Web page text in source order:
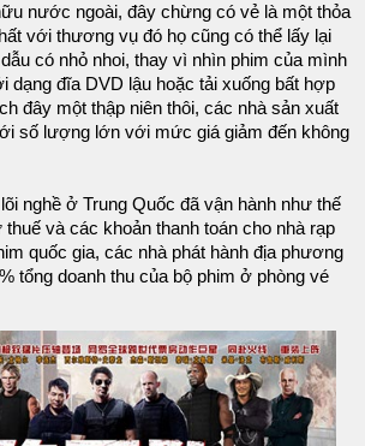
nước ngoài, đây chừng có vẻ là một thỏa
với thương vụ đó họ cũng có thể lấy lại
có nhỏ nhoi, thay vì nhìn phim của mình
dạng đĩa DVD lậu hoặc tải xuống bất hợp
đây một thập niên thôi, các nhà sản xuất
số lượng lớn với mức giá giảm đến không
nghề ở Trung Quốc đã vận hành như thế
và các khoản thanh toán cho nhà rạp
quốc gia, các nhà phát hành địa phương
tổng doanh thu của bộ phim ở phòng vé